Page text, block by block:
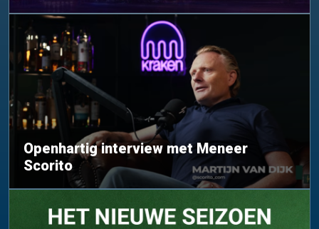
Openhartig interview met Meneer
Scorito